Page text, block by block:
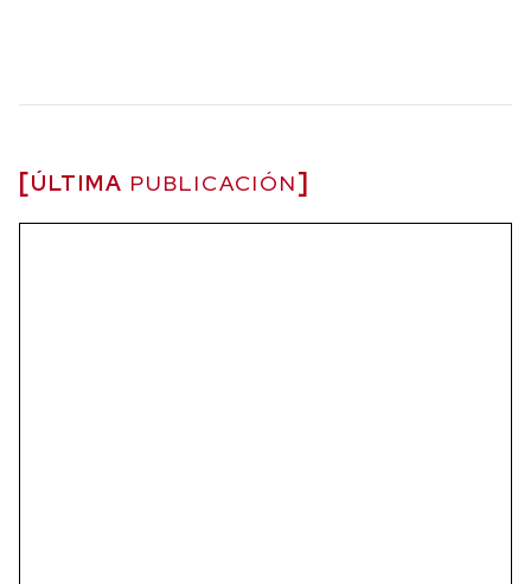
ÚLTIMA PUBLICACIÓN